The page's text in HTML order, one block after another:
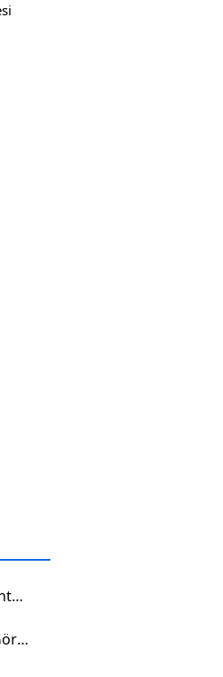
Manisa Salihli Çayköy Uydu Görüntüsü
Manisa Salihli Karaoğlanlı Uydu Görüntüsü